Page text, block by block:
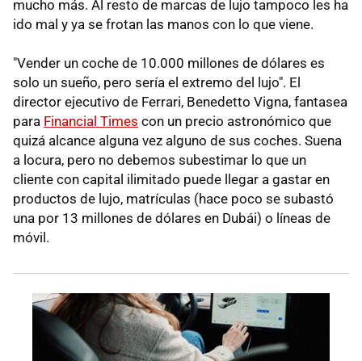
mucho más. Al resto de marcas de lujo tampoco les ha
ido mal y ya se frotan las manos con lo que viene.
"Vender un coche de 10.000 millones de dólares es
solo un sueño, pero sería el extremo del lujo". El
director ejecutivo de Ferrari, Benedetto Vigna, fantasea
para Financial Times con un precio astronómico que
quizá alcance alguna vez alguno de sus coches. Suena
a locura, pero no debemos subestimar lo que un
cliente con capital ilimitado puede llegar a gastar en
productos de lujo, matrículas (hace poco se subastó
una por 13 millones de dólares en Dubái) o líneas de
móvil.